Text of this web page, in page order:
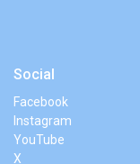
Social
Facebook
Instagram
YouTube
X